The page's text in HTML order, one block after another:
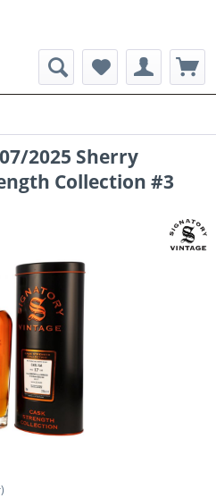
2025 Sherry
Collection #3